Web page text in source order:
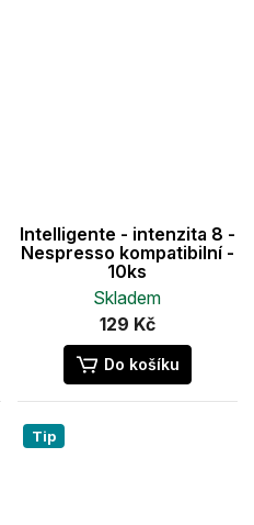
Intelligente - intenzita 8 -
Nespresso kompatibilní -
10ks
Skladem
129 Kč
Do košíku
Tip